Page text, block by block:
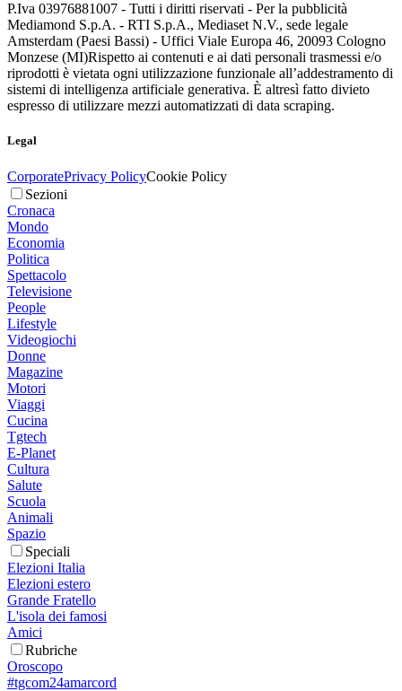
P.Iva 03976881007 - Tutti i diritti riservati - Per la pubblicità
Mediamond S.p.A. - RTI S.p.A., Mediaset N.V., sede legale
Amsterdam (Paesi Bassi) - Uffici Viale Europa 46, 20093 Cologno
Monzese (MI)Rispetto ai contenuti e ai dati personali trasmessi e/o
riprodotti è vietata ogni utilizzazione funzionale all’addestramento di
sistemi di intelligenza artificiale generativa. È altresì fatto divieto
espresso di utilizzare mezzi automatizzati di data scraping.
Legal
CorporatePrivacy PolicyCookie Policy
Sezioni
Cronaca
Mondo
Economia
Politica
Spettacolo
Televisione
People
Lifestyle
Videogiochi
Donne
Magazine
Motori
Viaggi
Cucina
Tgtech
E-Planet
Cultura
Salute
Scuola
Animali
Spazio
Speciali
Elezioni Italia
Elezioni estero
Grande Fratello
L'isola dei famosi
Amici
Rubriche
Oroscopo
#tgcom24amarcord